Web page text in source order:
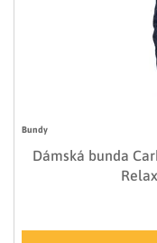
Bundy
Dámská bunda